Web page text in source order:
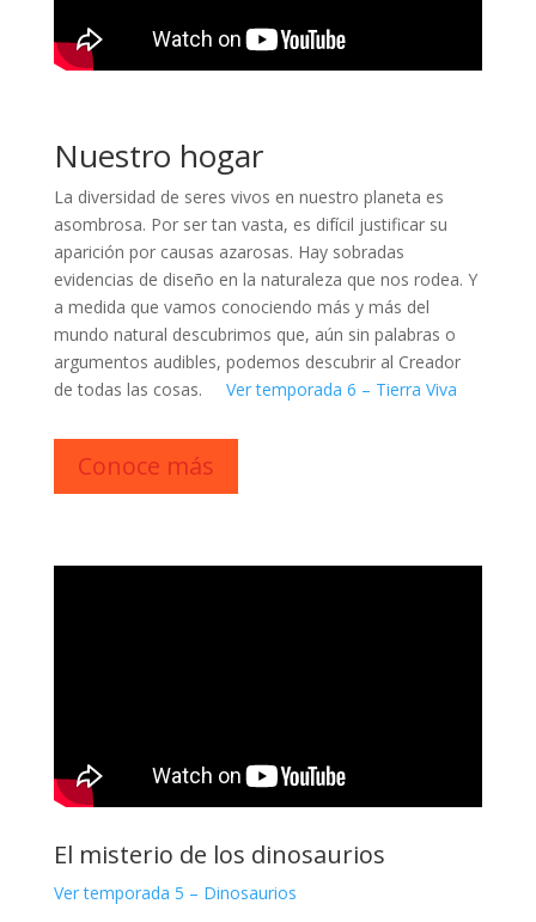
Nuestro hogar
La diversidad de seres vivos en nuestro planeta es
asombrosa. Por ser tan vasta, es difícil justificar su
aparición por causas azarosas. Hay sobradas
evidencias de diseño en la naturaleza que nos rodea. Y
a medida que vamos conociendo más y más del
mundo natural descubrimos que, aún sin palabras o
argumentos audibles, podemos descubrir al Creador
de todas las cosas. Ver temporada 6 – Tierra Viva
Conoce más
El misterio de los dinosaurios
Ver temporada 5 – Dinosaurios